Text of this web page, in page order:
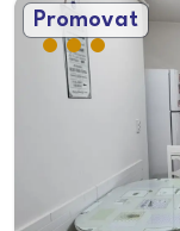
Promovat